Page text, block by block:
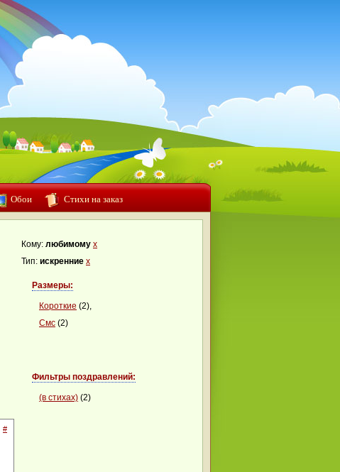
Обои Стихи на заказ
#
Кому: любимому x
Тип: искренние x
Размеры:
Короткие (2),
Смс (2)
Фильтры поздравлений:
(в стихах) (2)